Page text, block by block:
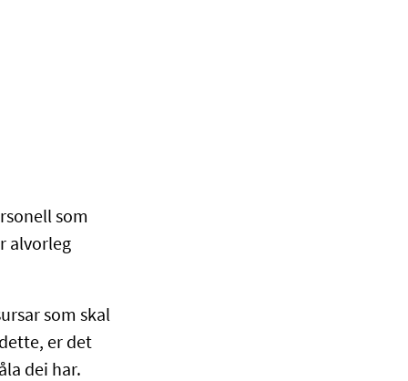
som
alvorleg
som skal
er det
dei har.